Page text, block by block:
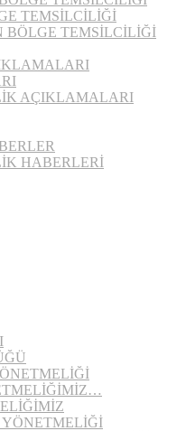
TEMSİLCİLİĞİ
BÖLGE TEMSİLCİLİĞİ
AÇIKLAMALARI
HABERLERİ